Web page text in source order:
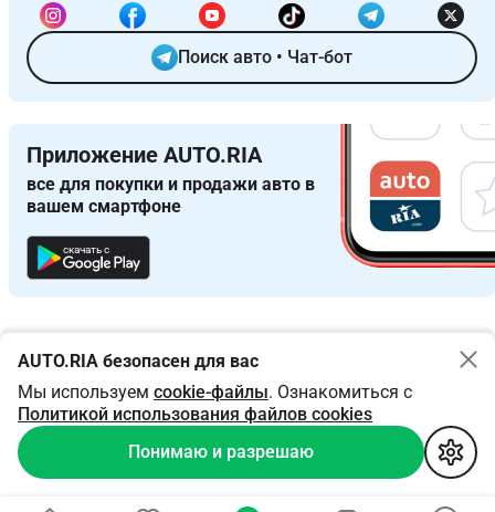
Поиск авто • Чат-бот
Приложение AUTO.RIA
все для покупки и продажи авто в
вашем смартфоне
скачать с
AUTO.RIA безопасен для вас
Мы используем cookie-файлы. Ознакомиться с
Политикой использования файлов cookies
Понимаю и разрешаю